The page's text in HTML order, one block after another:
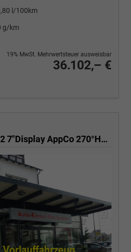
l/100km
g/km
36.102,– €
19% MwSt. Mehrwertsteuer ausweisbar
drucken
Maxi 35 AT8 L3H2 7"Display AppCo 270°HFT